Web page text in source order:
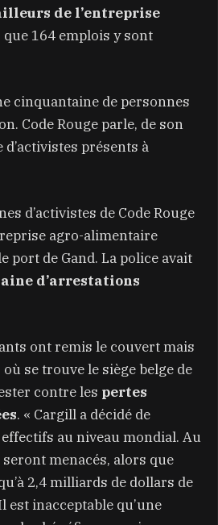
de l’entreprise
que 164 emplois y sont
cinquantaine de personnes
Code Rouge parle, de son
d’activistes présents à
d’activistes de Code Rouge
agro-alimentaire
port de Gand. La police avait
d’arrestations
ont remis le couvert mais
se trouve le siège belge de
contre les pertes
. « Cargill a décidé de
au niveau mondial. Au
menacés, alors que
2,4 milliards de dollars de
est inacceptable qu’une